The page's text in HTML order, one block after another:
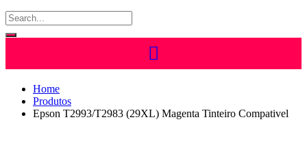
Home
Produtos
Epson T2993/T2983 (29XL) Magenta Tinteiro Compativel